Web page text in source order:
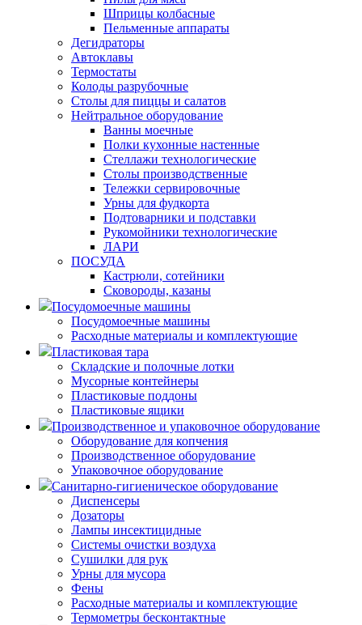
Шприцы колбасные
Пельменные аппараты
Дегидраторы
Автоклавы
Термостаты
Колоды разрубочные
Столы для пиццы и салатов
Нейтральное оборудование
Ванны моечные
Полки кухонные настенные
Стеллажи технологические
Столы производственные
Тележки сервировочные
Урны для фудкорта
Подтоварники и подставки
Рукомойники технологические
ЛАРИ
ПОСУДА
Кастрюли, сотейники
Сковороды, казаны
Посудомоечные машины
Посудомоечные машины
Расходные материалы и комплектующие
Пластиковая тара
Складские и полочные лотки
Мусорные контейнеры
Пластиковые поддоны
Пластиковые ящики
Производственное и упаковочное оборудование
Оборудование для копчения
Производственное оборудование
Упаковочное оборудование
Санитарно-гигиеническое оборудование
Диспенсеры
Дозаторы
Лампы инсектицидные
Системы очистки воздуха
Сушилки для рук
Урны для мусора
Фены
Расходные материалы и комплектующие
Термометры бесконтактные